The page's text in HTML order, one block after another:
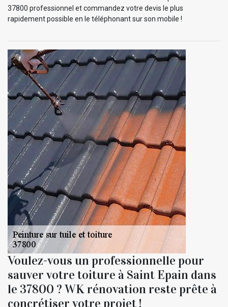
37800 professionnel et commandez votre devis le plus
rapidement possible en le téléphonant sur son mobile !
Voulez-vous un professionnelle pour
sauver votre toiture à Saint Epain dans
le 37800 ? WK rénovation reste prête à
concrétiser votre projet !